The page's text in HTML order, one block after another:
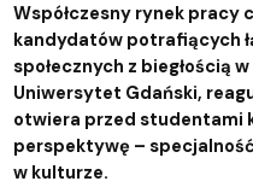
Współczesny rynek pracy
kandydatów potrafiących
społecznych z biegłością
Uniwersytet Gdański,
otwiera przed studentami
perspektywę –
w kulturze.